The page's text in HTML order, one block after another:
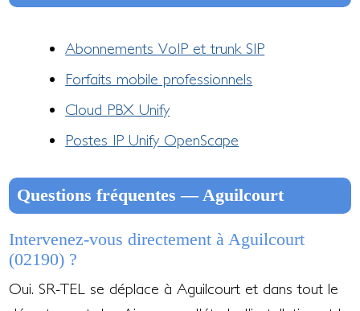
Abonnements VoIP et trunk SIP
Forfaits mobile professionnels
Cloud PBX Unify
Postes IP Unify OpenScape
Questions fréquentes — Aguilcourt
Intervenez-vous directement à Aguilcourt
(02190) ?
Oui. SR-TEL se déplace à Aguilcourt et dans tout le